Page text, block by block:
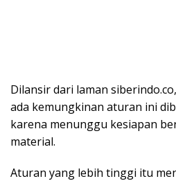
Dilansir dari laman
ada kemungkinan aturan ini
karena menunggu kesiapan
material.
Aturan yang lebih tinggi itu